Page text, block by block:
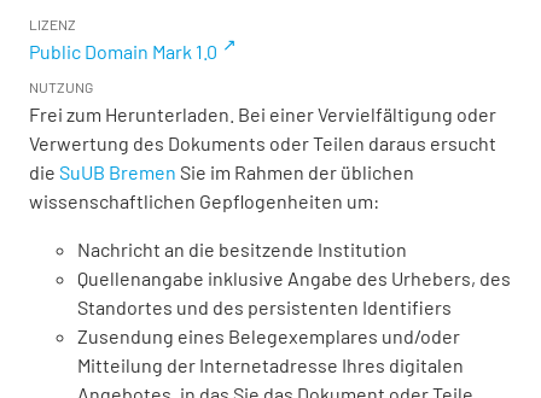
LIZENZ
Public Domain Mark 1.0
NUTZUNG
Frei zum Herunterladen. Bei einer Vervielfältigung oder
Verwertung des Dokuments oder Teilen daraus ersucht
die SuUB Bremen Sie im Rahmen der üblichen
wissenschaftlichen Gepflogenheiten um:
Nachricht an die besitzende Institution
Quellenangabe inklusive Angabe des Urhebers, des
Standortes und des persistenten Identifiers
Zusendung eines Belegexemplares und/oder
Mitteilung der Internetadresse Ihres digitalen
Angebotes, in das Sie das Dokument oder Teile